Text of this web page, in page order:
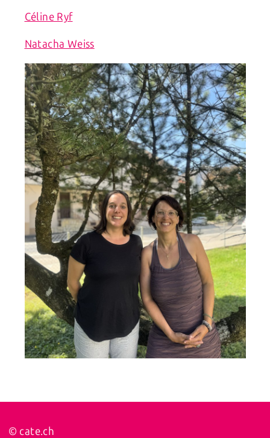
Céline Ryf
Natacha Weiss
© cate.ch